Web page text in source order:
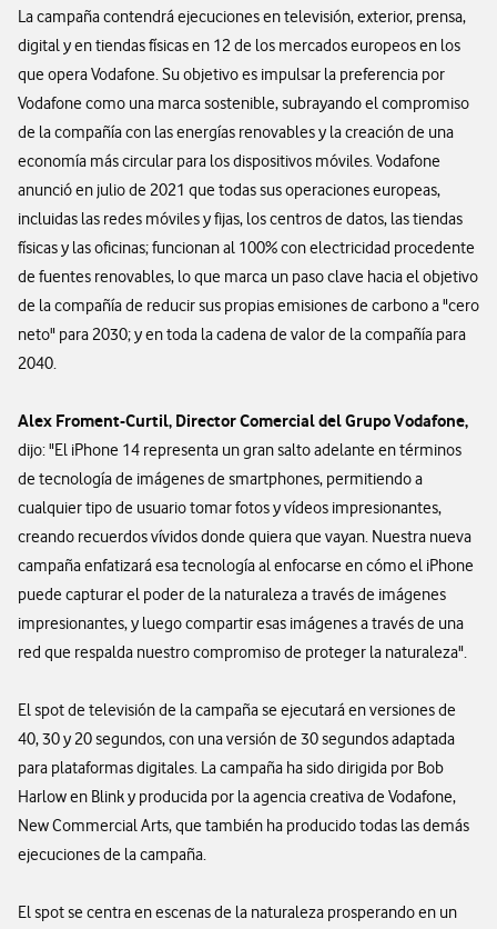
La campaña contendrá ejecuciones en televisión, exterior, prensa,
digital y en tiendas físicas en 12 de los mercados europeos en los
que opera Vodafone. Su objetivo es impulsar la preferencia por
Vodafone como una marca sostenible, subrayando el compromiso
de la compañía con las energías renovables y la creación de una
economía más circular para los dispositivos móviles. Vodafone
anunció en julio de 2021 que todas sus operaciones europeas,
incluidas las redes móviles y fijas, los centros de datos, las tiendas
físicas y las oficinas; funcionan al 100% con electricidad procedente
de fuentes renovables, lo que marca un paso clave hacia el objetivo
de la compañía de reducir sus propias emisiones de carbono a "cero
neto" para 2030; y en toda la cadena de valor de la compañía para
2040.
Alex Froment-Curtil, Director Comercial del Grupo Vodafone,
dijo: "El iPhone 14 representa un gran salto adelante en términos
de tecnología de imágenes de smartphones, permitiendo a
cualquier tipo de usuario tomar fotos y vídeos impresionantes,
creando recuerdos vívidos donde quiera que vayan. Nuestra nueva
campaña enfatizará esa tecnología al enfocarse en cómo el iPhone
puede capturar el poder de la naturaleza a través de imágenes
impresionantes, y luego compartir esas imágenes a través de una
red que respalda nuestro compromiso de proteger la naturaleza".
El spot de televisión de la campaña se ejecutará en versiones de
40, 30 y 20 segundos, con una versión de 30 segundos adaptada
para plataformas digitales. La campaña ha sido dirigida por Bob
Harlow en Blink y producida por la agencia creativa de Vodafone,
New Commercial Arts, que también ha producido todas las demás
ejecuciones de la campaña.
El spot se centra en escenas de la naturaleza prosperando en un